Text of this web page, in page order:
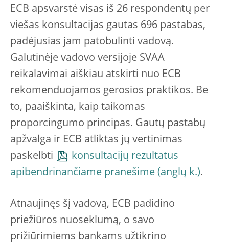
ECB apsvarstė visas iš 26 respondentų per
viešas konsultacijas gautas 696 pastabas,
padėjusias jam patobulinti vadovą.
Galutinėje vadovo versijoje SVAA
reikalavimai aiškiau atskirti nuo ECB
rekomenduojamos gerosios praktikos. Be
to, paaiškinta, kaip taikomas
proporcingumo principas. Gautų pastabų
apžvalga ir ECB atliktas jų vertinimas
paskelbti
konsultacijų rezultatus
apibendrinančiame pranešime
.
Atnaujinęs šį vadovą, ECB padidino
priežiūros nuoseklumą, o savo
prižiūrimiems bankams užtikrino